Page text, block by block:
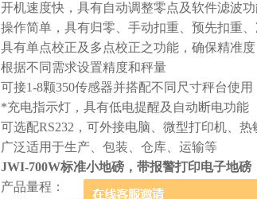
开机速度快，具有自动调整零点及软件滤波
操作简单，具有归零、手动扣重、预先扣重
具有单点校正及多点校正之功能，确保精准度
根据不同需求设置精度和秤量
可接1-8颗350传感器并搭配不同尺寸秤台使用
*充电指示灯，具有低电提醒及自动断电功能
可选配RS232，可外接电脑、微型打印机、
广泛适用于生产、包装、仓库、运输等
JWI-700W标准小地磅，带报警打印电子地磅
产品量程：